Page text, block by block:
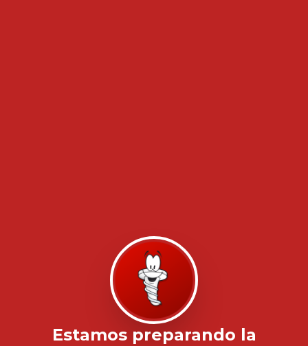
Estamos preparando la